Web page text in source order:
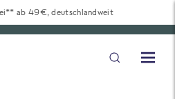
ab 49€, deutschlandweit